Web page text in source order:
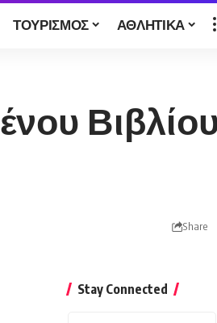
ΤΟΥΡΙΣΜΟΣ ΑΘΛΗΤΙΚΑ
Share
Stay Connected